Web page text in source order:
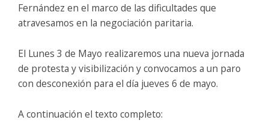
Fernández en el marco de las dificultades que
atravesamos en la negociación paritaria.
El Lunes 3 de Mayo realizaremos una nueva jornada
de protesta y visibilización y convocamos a un paro
con desconexión para el día jueves 6 de mayo.
A continuación el texto completo: